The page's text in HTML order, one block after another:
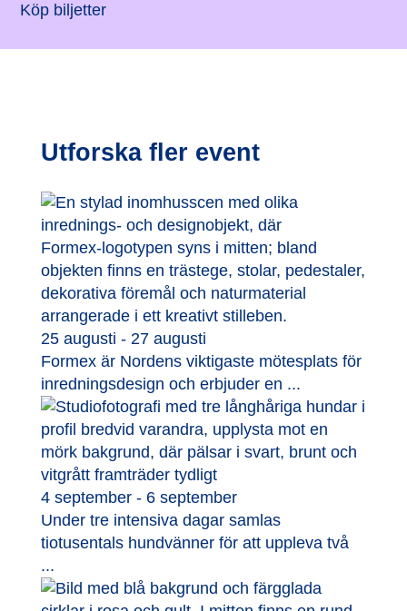
Köp biljetter
Utforska fler event
25 augusti - 27 augusti
Formex är Nordens viktigaste mötesplats för
inredningsdesign och erbjuder en ...
4 september - 6 september
Under tre intensiva dagar samlas
tiotusentals hundvänner för att uppleva två
...